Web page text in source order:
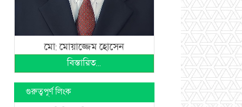
মো: মোয়াজ্জেম হোসেন
বিস্তারিত...
গুরুত্বপূর্ণ লিংক